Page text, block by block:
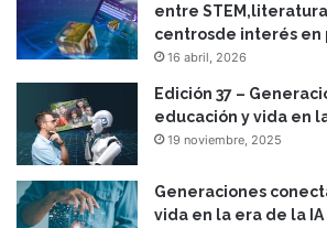
entre
centrosde interés en
16 abril, 2026
Edición 37 –
educación y vida en
19 noviembre, 2025
Generaciones
vida en la era de la IA